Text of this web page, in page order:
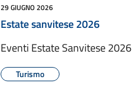
29 GIUGNO 2026
Estate sanvitese 2026
Eventi Estate Sanvitese 2026
Turismo